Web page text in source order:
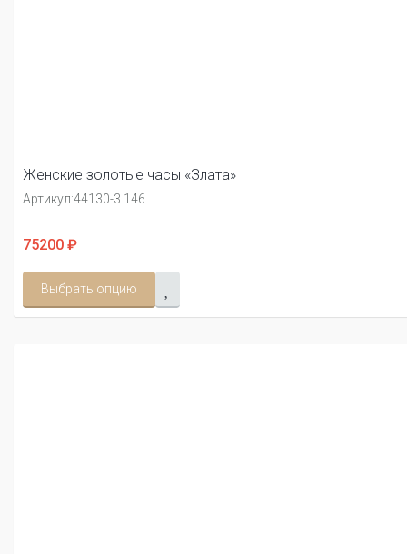
Женские золотые часы «Злата»
Артикул:44130-3.146
75200 ₽
Выбрать опцию